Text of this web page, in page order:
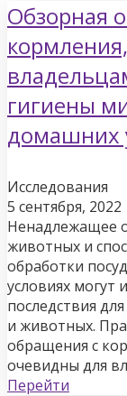
Обзорная
гигиены
домашних
Исследования
5 сентября, 2022
Ненадлежащее
животных и
обработки
условиях могут
последствия
и животных.
обращения с
очевидны для
Перейти